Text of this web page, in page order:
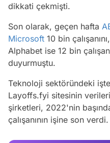
dikkati çekmişti.
Son olarak, geçen hafta
Microsoft 10 bin çalışanını,
Alphabet ise 12 bin
duyurmuştu.
Teknoloji sektöründeki
Layoffs.fyi sitesinin
şirketleri, 2022'nin
çalışanının işine son verdi.